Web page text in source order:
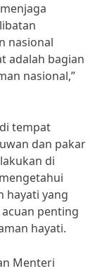
nasional
adalah bagian
nasional,”
tempat
dan pakar
di
hayati yang
penting
hayati.
Menteri